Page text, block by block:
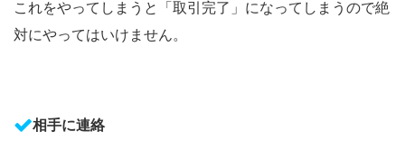
これをやってしまうと「取引完了」になってしまうので絶
対にやってはいけません。
相手に連絡